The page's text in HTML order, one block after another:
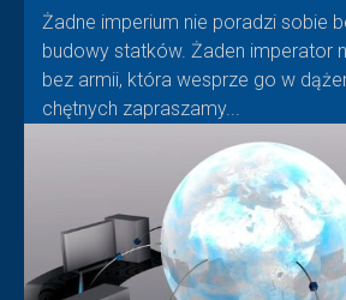
Żadne imperium nie poradzi sobie
budowy statków. Żaden imperator
bez armii, która wesprze go w
chętnych zapraszamy...